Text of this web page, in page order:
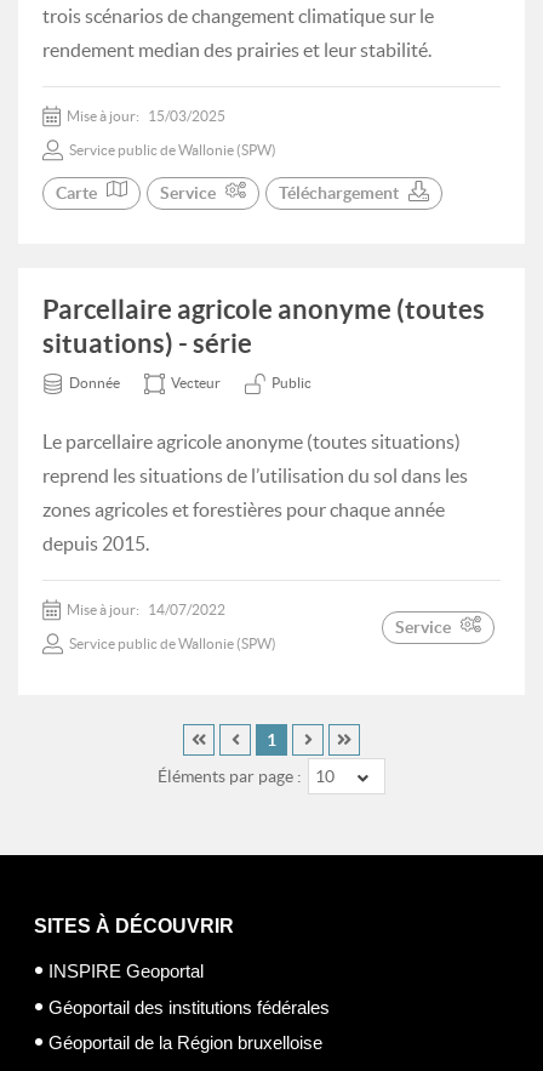
trois scénarios de changement climatique sur le
rendement median des prairies et leur stabilité.
Mise à jour: 15/03/2025
Service public de Wallonie (SPW)
Carte Service Téléchargement
Parcellaire agricole anonyme (toutes
situations) - série
Donnée Vecteur Public
Le parcellaire agricole anonyme (toutes situations)
reprend les situations de l’utilisation du sol dans les
zones agricoles et forestières pour chaque année
depuis 2015.
Mise à jour: 14/07/2022
Service public de Wallonie (SPW)
Service
Éléments par page : 10
1
SITES À DÉCOUVRIR
INSPIRE Geoportal
Géoportail des institutions fédérales
Géoportail de la Région bruxelloise